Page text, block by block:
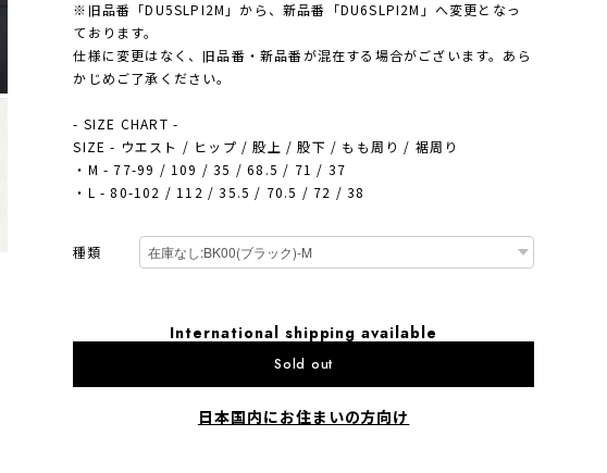
※旧品番「DU5SLPI2M」から、新品番「DU6SLPI2M」へ変更となっ
ております。
仕様に変更はなく、旧品番・新品番が混在する場合がございます。あら
かじめご了承ください。
- SIZE CHART -
SIZE - ウエスト / ヒップ / 股上 / 股下 / もも周り / 裾周り
・M - 77-99 / 109 / 35 / 68.5 / 71 / 37
・L - 80-102 / 112 / 35.5 / 70.5 / 72 / 38
種類
International shipping available
Sold out
日本国内にお住まいの方向け